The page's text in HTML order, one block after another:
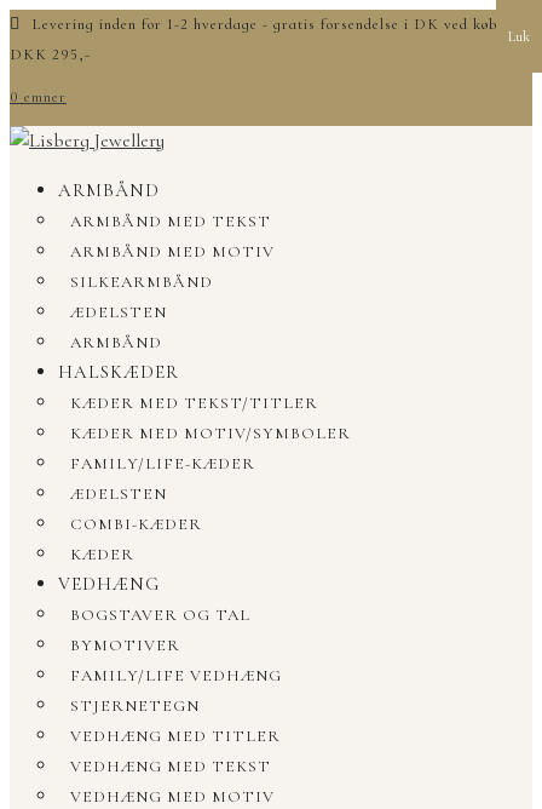
Levering inden for 1-2 hverdage - gratis forsendelse i DK ved køb over
DKK 295,-
0 emner
ARMBÅND
ARMBÅND MED TEKST
ARMBÅND MED MOTIV
SILKEARMBÅND
ÆDELSTEN
ARMBÅND
HALSKÆDER
KÆDER MED TEKST/TITLER
KÆDER MED MOTIV/SYMBOLER
FAMILY/LIFE-KÆDER
ÆDELSTEN
COMBI-KÆDER
KÆDER
VEDHÆNG
BOGSTAVER OG TAL
BYMOTIVER
FAMILY/LIFE VEDHÆNG
STJERNETEGN
VEDHÆNG MED TITLER
VEDHÆNG MED TEKST
VEDHÆNG MED MOTIV
Luk